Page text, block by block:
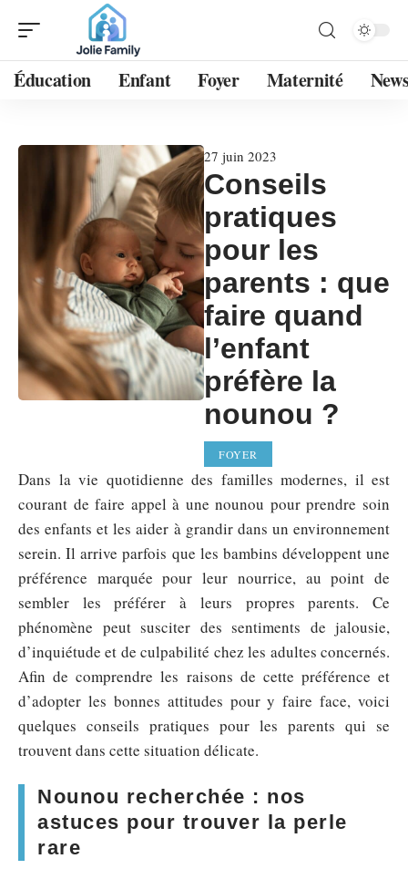
Éducation Enfant Foyer Maternité
27 juin 2023
Conseils
pratiques
pour les
parents : que
faire quand
l’enfant
préfère la
nounou ?
FOYER
Dans la vie quotidienne des familles modernes, il est
courant de faire appel à une nounou pour prendre soin
des enfants et les aider à grandir dans un environnement
serein. Il arrive parfois que les bambins développent une
préférence marquée pour leur nourrice, au point de
sembler les préférer à leurs propres parents. Ce
phénomène peut susciter des sentiments de jalousie,
d’inquiétude et de culpabilité chez les adultes concernés.
Afin de comprendre les raisons de cette préférence et
d’adopter les bonnes attitudes pour y faire face, voici
quelques conseils pratiques pour les parents qui se
trouvent dans cette situation délicate.
Nounou recherchée : nos
astuces pour trouver la perle
rare